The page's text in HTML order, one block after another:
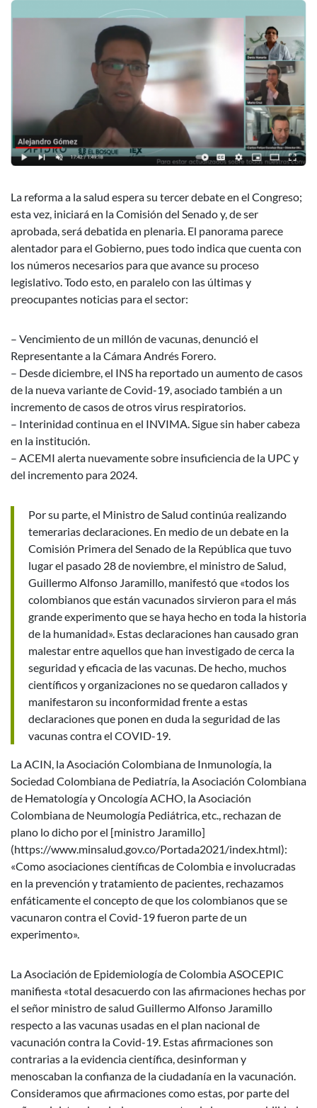
La reforma a la salud espera su tercer debate en el Congreso;
esta vez, iniciará en la Comisión del Senado y, de ser
aprobada, será debatida en plenaria. El panorama parece
alentador para el Gobierno, pues todo indica que cuenta con
los números necesarios para que avance su proceso
legislativo. Todo esto, en paralelo con las últimas y
preocupantes noticias para el sector:
– Vencimiento de un millón de vacunas, denunció el
Representante a la Cámara Andrés Forero.
– Desde diciembre, el INS ha reportado un aumento de casos
de la nueva variante de Covid-19, asociado también a un
incremento de casos de otros virus respiratorios.
– Interinidad continua en el INVIMA. Sigue sin haber cabeza
en la institución.
– ACEMI alerta nuevamente sobre insuficiencia de la UPC y
del incremento para 2024.
Por su parte, el Ministro de Salud continúa realizando
temerarias declaraciones. En medio de un debate en la
Comisión Primera del Senado de la República que tuvo
lugar el pasado 28 de noviembre, el ministro de Salud,
Guillermo Alfonso Jaramillo, manifestó que «todos los
colombianos que están vacunados sirvieron para el más
grande experimento que se haya hecho en toda la historia
de la humanidad». Estas declaraciones han causado gran
malestar entre aquellos que han investigado de cerca la
seguridad y eficacia de las vacunas. De hecho, muchos
científicos y organizaciones no se quedaron callados y
manifestaron su inconformidad frente a estas
declaraciones que ponen en duda la seguridad de las
vacunas contra el COVID-19.
La ACIN, la Asociación Colombiana de Inmunología, la
Sociedad Colombiana de Pediatría, la Asociación Colombiana
de Hematología y Oncología ACHO, la Asociación
Colombiana de Neumología Pediátrica, etc., rechazan de
plano lo dicho por el [ministro Jaramillo]
(https://www.minsalud.gov.co/Portada2021/index.html):
«Como asociaciones científicas de Colombia e involucradas
en la prevención y tratamiento de pacientes, rechazamos
enfáticamente el concepto de que los colombianos que se
vacunaron contra el Covid-19 fueron parte de un
experimento».
La Asociación de Epidemiología de Colombia ASOCEPIC
manifiesta «total desacuerdo con las afirmaciones hechas por
el señor ministro de salud Guillermo Alfonso Jaramillo
respecto a las vacunas usadas en el plan nacional de
vacunación contra la Covid-19. Estas afirmaciones son
contrarias a la evidencia científica, desinforman y
menoscaban la confianza de la ciudadanía en la vacunación.
Consideramos que afirmaciones como estas, por parte del